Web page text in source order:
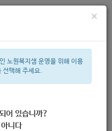
복지 정보
×
노원복지샘 운영을 위해 이용
선택해 주세요.
어 있습니까?
아니다